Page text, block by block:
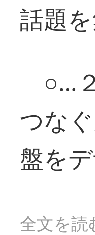
話題
○…
つな
盤をデ
全文を